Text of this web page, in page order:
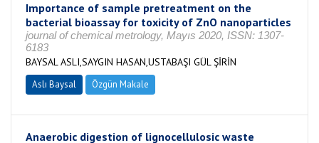
Importance of sample pretreatment on the
bacterial bioassay for toxicity of ZnO nanoparticles
journal of chemical metrology, Mayıs 2020, ISSN: 1307-
6183
BAYSAL ASLI,SAYGIN HASAN,USTABAŞI GÜL ŞİRİN
Aslı Baysal Özgün Makale
Anaerobic digestion of lignocellulosic waste